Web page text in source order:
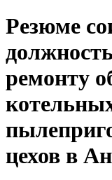
Резюме
ремонту
цехов в